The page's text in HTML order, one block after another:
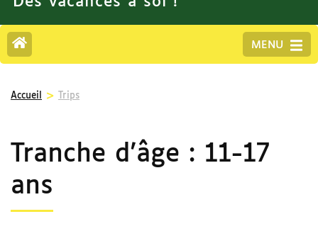
MENU
Accueil > Trips
Tranche d'âge : 11-17
ans